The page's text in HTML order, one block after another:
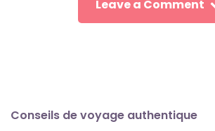
Leave a Comment
Conseils de voyage authentique